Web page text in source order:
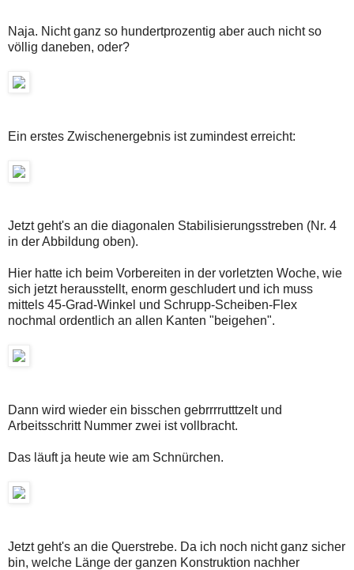
Naja. Nicht ganz so hundertprozentig aber auch nicht so
völlig daneben, oder?
Ein erstes Zwischenergebnis ist zumindest erreicht:
Jetzt geht's an die diagonalen Stabilisierungsstreben (Nr. 4
in der Abbildung oben).
Hier hatte ich beim Vorbereiten in der vorletzten Woche, wie
sich jetzt herausstellt, enorm geschludert und ich muss
mittels 45-Grad-Winkel und Schrupp-Scheiben-Flex
nochmal ordentlich an allen Kanten "beigehen".
Dann wird wieder ein bisschen gebrrrrutttzelt und
Arbeitsschritt Nummer zwei ist vollbracht.
Das läuft ja heute wie am Schnürchen.
Jetzt geht's an die Querstrebe. Da ich noch nicht ganz sicher
bin, welche Länge der ganzen Konstruktion nachher